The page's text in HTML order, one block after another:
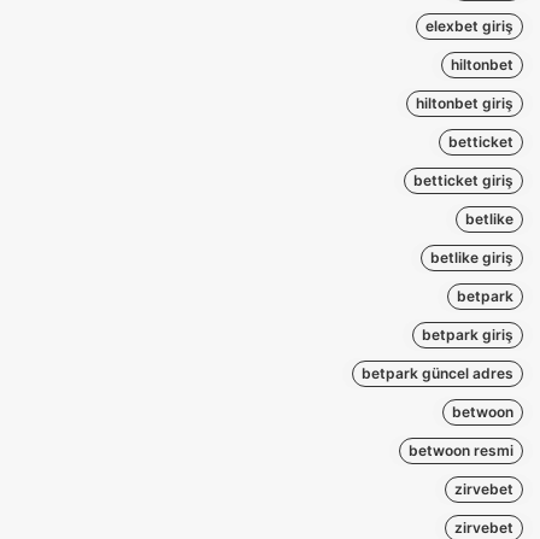
elexbet giriş
hiltonbet
hiltonbet giriş
betticket
betticket giriş
betlike
betlike giriş
betpark
betpark giriş
betpark güncel adres
betwoon
betwoon resmi
zirvebet
zirvebet